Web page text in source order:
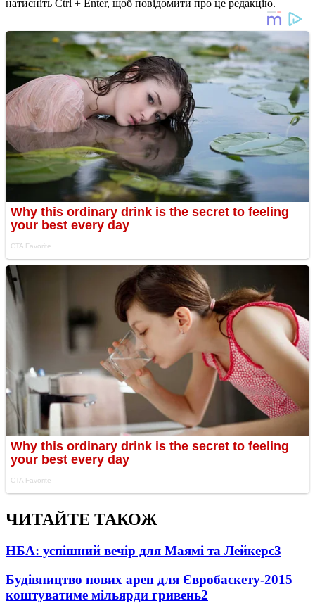
натисніть Ctrl + Enter, щоб повідомити про це редакцію.
ЧИТАЙТЕ ТАКОЖ
НБА: успішний вечір для Маямі та Лейкерс3
Будівництво нових арен для Євробаскету-2015
коштуватиме мільярди гривень2